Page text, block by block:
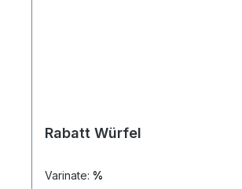
Rabatt Würfel
Varinate: %